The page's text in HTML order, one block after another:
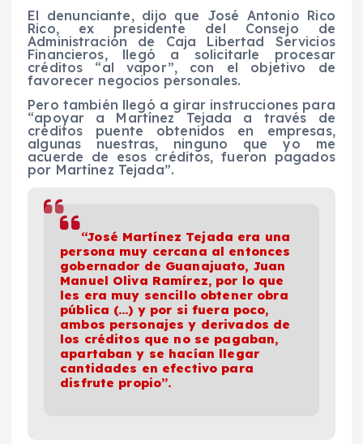
El denunciante, dijo que José Antonio Rico
Rico, ex presidente del Consejo de
Administración de Caja Libertad Servicios
Financieros, llegó a solicitarle procesar
créditos “al vapor”, con el objetivo de
favorecer negocios personales.
Pero también llegó a girar instrucciones para
“apoyar a Martínez Tejada a través de
créditos puente obtenidos en empresas,
algunas nuestras, ninguno que yo me
acuerde de esos créditos, fueron pagados
por Martínez Tejada”.
“José Martínez Tejada era una
persona muy cercana al entonces
gobernador de Guanajuato, Juan
Manuel Oliva Ramírez, por lo que
les era muy sencillo obtener obra
pública (…) y por si fuera poco,
ambos personajes y derivados de
los créditos que no se pagaban,
apartaban y se hacían llegar
cantidades en efectivo para
disfrute propio”.